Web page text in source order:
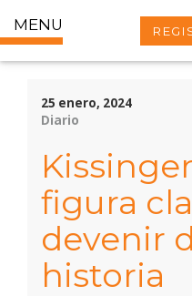
MENU
25 enero, 2024
Diario
figura
devenir
historia